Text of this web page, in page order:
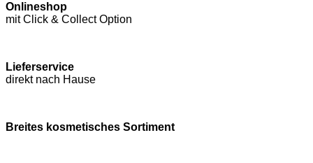
Onlineshop
mit Click & Collect Option
Lieferservice
direkt nach Hause
Breites kosmetisches Sortiment